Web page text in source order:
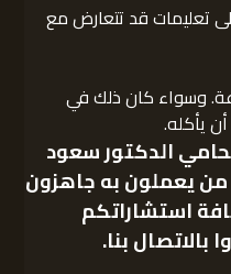
تعليمات قد تتعارض مع
وسواء كان ذلك في
يأكله.
الدكتور سعود
يعملون به جاهزون
استشاراتكم
بالاتصال بنا.